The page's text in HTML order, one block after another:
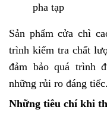
pha tạp
Sản phẩm cửa chì
trình kiểm tra chất
đảm bảo quá trình
những rủi ro đáng tiếc.
Những tiêu chí khi